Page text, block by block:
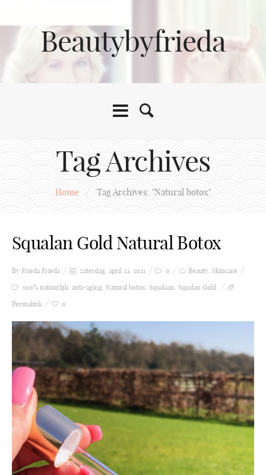
Beautybyfrieda
Tag Archives
Home / Tag Archives: "Natural botox"
Squalan Gold Natural Botox
By Frieda Frieda zaterdag, april 24, 2021 0 Beauty, Skincare
100% natuurlijk, anti-aging, Natural botox, Squalaan, Squalan Gold
Permalink
0